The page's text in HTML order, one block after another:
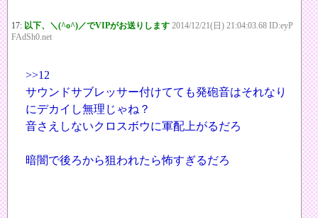
17: 以下、＼(^o^)／でVIPがお送りします 2014/12/21(日) 21:04:03.68 ID:eyP
FAdSh0.net
>>12
サウンドサブレッサー付けてても発砲音はそれなり
にデカイし無理じゃね？
音さえしないクロスボウに軍配上がるだろ
暗闇で後ろから狙われたら怖すぎるだろ